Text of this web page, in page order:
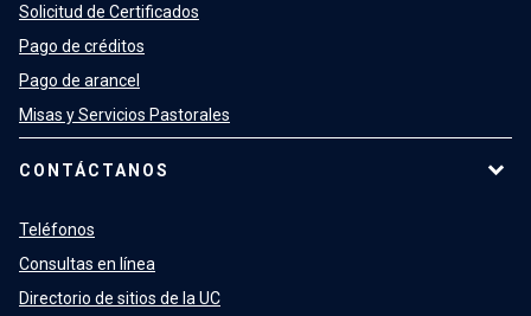
Solicitud de Certificados
Pago de créditos
Pago de arancel
Misas y Servicios Pastorales
CONTÁCTANOS
Teléfonos
Consultas en línea
Directorio de sitios de la UC